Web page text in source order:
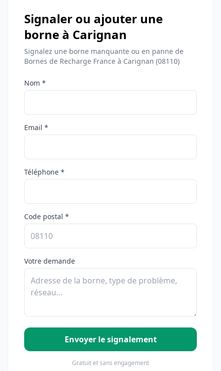
Signaler ou ajouter une
borne à Carignan
Signalez une borne manquante ou en panne de
Bornes de Recharge France à Carignan (08110)
Nom *
Email *
Téléphone *
Code postal *
Votre demande
Envoyer le signalement
Gratuit et sans engagement